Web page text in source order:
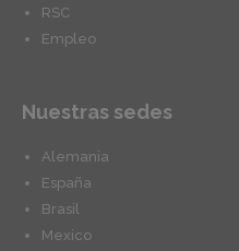
RSC
Empleo
Nuestras sedes
Alemania
España
Brasil
Mexico